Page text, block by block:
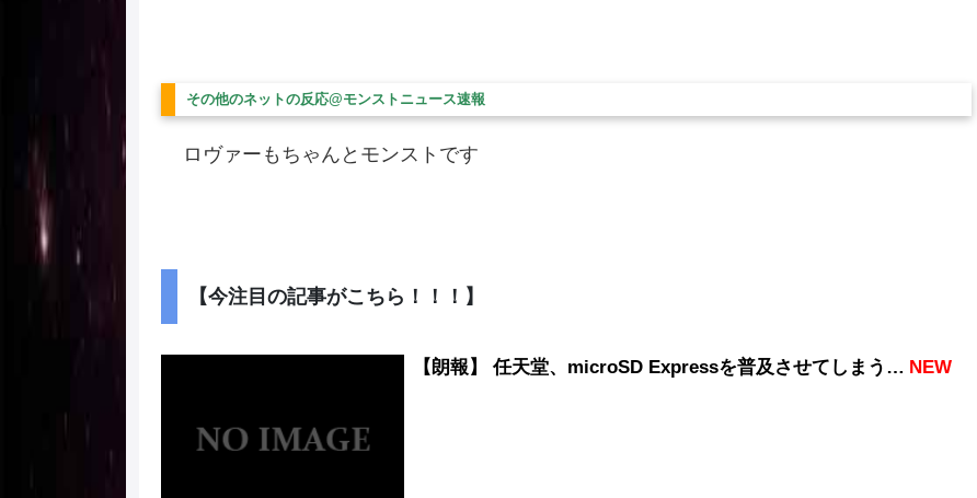
その他のネットの反応@モンストニュース速報
ロヴァーもちゃんとモンストです
【今注目の記事がこちら！！！】
【朗報】 任天堂、microSD Expressを普及させてしまう… NEW